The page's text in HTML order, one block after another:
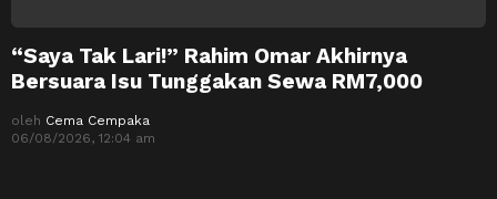
“Saya Tak Lari!” Rahim Omar Akhirnya
Bersuara Isu Tunggakan Sewa RM7,000
oleh Cema Cempaka
06/08/2026, 12:04 am